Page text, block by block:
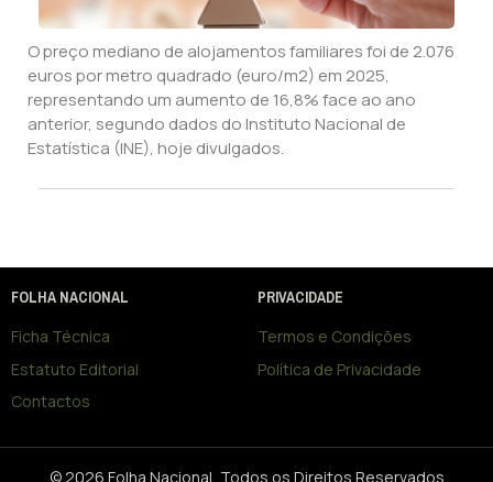
O preço mediano de alojamentos familiares foi de 2.076
euros por metro quadrado (euro/m2) em 2025,
representando um aumento de 16,8% face ao ano
anterior, segundo dados do Instituto Nacional de
Estatística (INE), hoje divulgados.
FOLHA NACIONAL
Ficha Técnica
Estatuto Editorial
Contactos
PRIVACIDADE
Termos e Condições
Política de Privacidade
© 2026 Folha Nacional, Todos os Direitos Reservados